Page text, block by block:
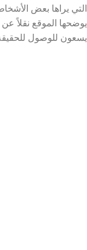
التي يراها بعض
يوضحها الموقع نقلاً
يسعون للوصول